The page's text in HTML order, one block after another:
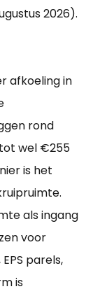
2026).
afkoeling in
rond
wel €255
is het
als ingang
voor
parels,
is